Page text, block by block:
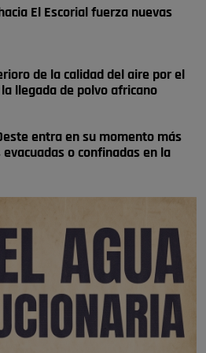
El comisario de la …
El comisario de la …
El Escorial fuerza nuevas
de la calidad del aire por el
llegada de polvo africano
entra en su momento más
o confinadas en la